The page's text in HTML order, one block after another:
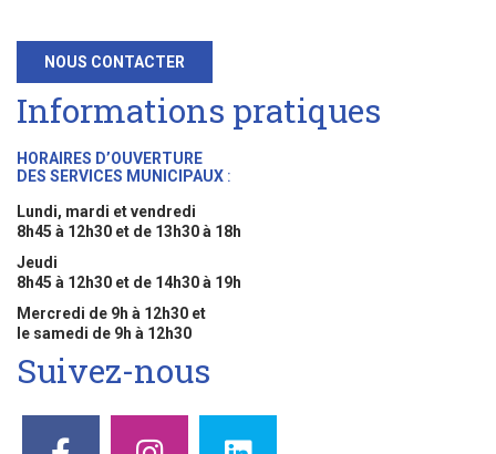
NOUS CONTACTER
Informations pratiques
HORAIRES D’OUVERTURE
DES SERVICES MUNICIPAUX :
Lundi, mardi et vendredi
8h45 à 12h30 et de 13h30 à 18h
Jeudi
8h45 à 12h30 et de 14h30 à 19h
Mercredi de 9h à 12h30 et
le samedi de 9h à 12h30
Suivez-nous